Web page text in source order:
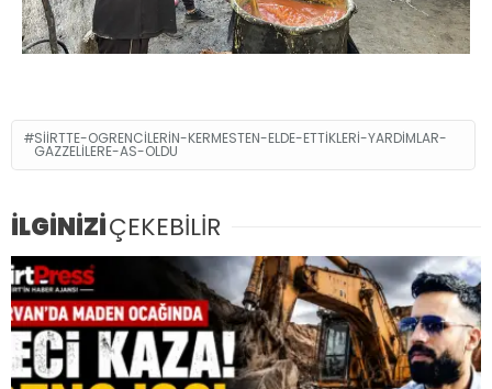
SIIRTTE-OGRENCILERIN-KERMESTEN-ELDE-ETTIKLERI-YARDIMLAR-
GAZZELILERE-AS-OLDU
İLGİNİZİÇEKEBİLİR